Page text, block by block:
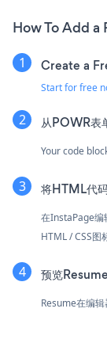
How To Add a
Create a
Start for free
从POWR表
Your code
将HTML代
在InstaPage编
HTML / CSS图
预览
Resume在编辑